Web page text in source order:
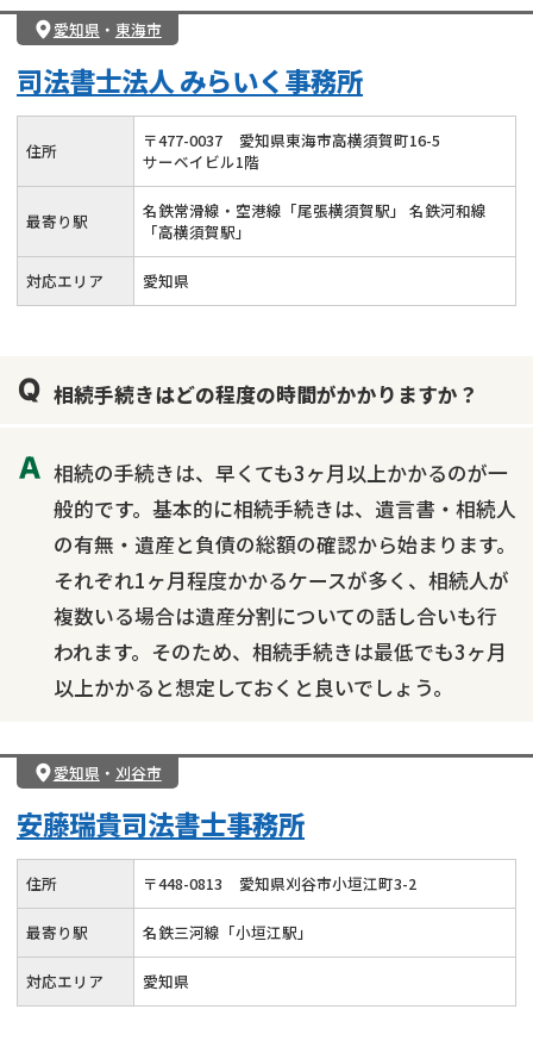
愛知県 ・ 東海市
司法書士法人 みらいく事務所
住所 〒477-0037
愛知県東海市高横須賀町16-5
サーベイビル1階
最寄り駅
名鉄常滑線・空港線「尾張横須賀駅」 名鉄河和線
「高横須賀駅」
対応エリア 愛知県
相続手続きはどの程度の時間がかかりますか？
相続の手続きは、早くても3ヶ月以上かかるのが一
般的です。基本的に相続手続きは、遺言書・相続人
の有無・遺産と負債の総額の確認から始まります。
それぞれ1ヶ月程度かかるケースが多く、相続人が
複数いる場合は遺産分割についての話し合いも行
われます。そのため、相続手続きは最低でも3ヶ月
以上かかると想定しておくと良いでしょう。
愛知県 ・ 刈谷市
安藤瑞貴司法書士事務所
住所 〒448-0813 愛知県刈谷市小垣江町3-2
最寄り駅 名鉄三河線「小垣江駅」
対応エリア 愛知県